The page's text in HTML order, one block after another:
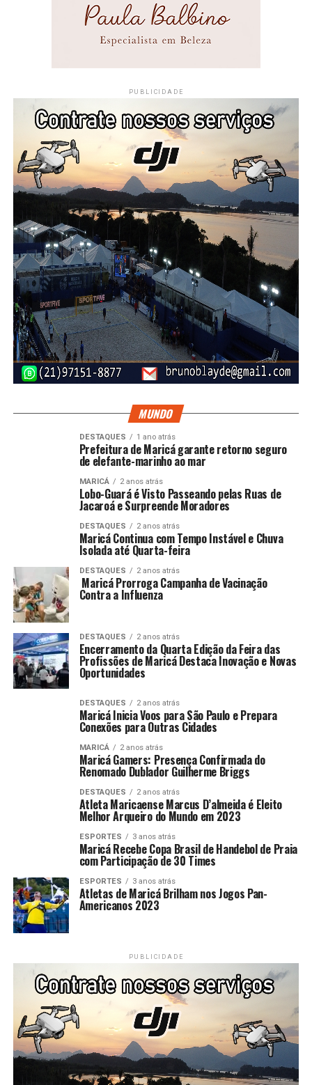
PUBLICIDADE
MUNDO
DESTAQUES 1 ano atrás
Prefeitura de Maricá garante retorno seguro
de elefante-marinho ao mar
MARICÁ 2 anos atrás
Lobo-Guará é Visto Passeando pelas Ruas de
Jacaroá e Surpreende Moradores
DESTAQUES 2 anos atrás
Maricá Continua com Tempo Instável e Chuva
Isolada até Quarta-feira
DESTAQUES 2 anos atrás
Maricá Prorroga Campanha de Vacinação
Contra a Influenza
DESTAQUES 2 anos atrás
Encerramento da Quarta Edição da Feira das
Profissões de Maricá Destaca Inovação e Novas
Oportunidades
DESTAQUES 2 anos atrás
Maricá Inicia Voos para São Paulo e Prepara
Conexões para Outras Cidades
MARICÁ 2 anos atrás
Maricá Gamers: Presença Confirmada do
Renomado Dublador Guilherme Briggs
DESTAQUES 2 anos atrás
Atleta Maricaense Marcus D’almeida é Eleito
Melhor Arqueiro do Mundo em 2023
ESPORTES 3 anos atrás
Maricá Recebe Copa Brasil de Handebol de Praia
com Participação de 30 Times
ESPORTES 3 anos atrás
Atletas de Maricá Brilham nos Jogos Pan-
Americanos 2023
PUBLICIDADE